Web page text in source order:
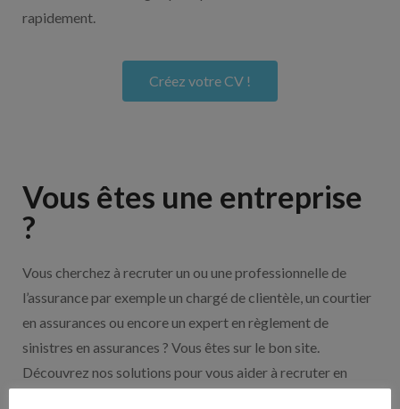
rapidement.
Créez votre CV !
Vous êtes une entreprise
?
Vous cherchez à recruter un ou une professionnelle de
l’assurance par exemple un chargé de clientèle, un courtier
en assurances ou encore un expert en règlement de
sinistres en assurances ? Vous êtes sur le bon site.
Découvrez nos solutions pour vous aider à recruter en